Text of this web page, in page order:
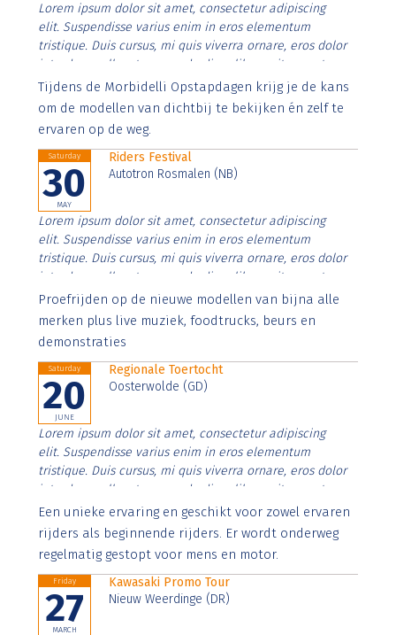
Lorem ipsum dolor sit amet, consectetur adipiscing
elit. Suspendisse varius enim in eros elementum
tristique. Duis cursus, mi quis viverra ornare, eros dolor
interdum nulla, ut commodo diam libero vitae erat.
Aenean faucibus nibh et justo cursus id rutrum lorem
imperdiet. Nunc ut sem vitae risus tristique posuere.
Tijdens de Morbidelli Opstapdagen krijg je de kans
om de modellen van dichtbij te bekijken én zelf te
ervaren op de weg.
Saturday
30
MAY
Riders Festival
Autotron Rosmalen (NB)
Lorem ipsum dolor sit amet, consectetur adipiscing
elit. Suspendisse varius enim in eros elementum
tristique. Duis cursus, mi quis viverra ornare, eros dolor
interdum nulla, ut commodo diam libero vitae erat.
Aenean faucibus nibh et justo cursus id rutrum lorem
imperdiet. Nunc ut sem vitae risus tristique posuere.
Proefrijden op de nieuwe modellen van bijna alle
merken plus live muziek, foodtrucks, beurs en
demonstraties
Saturday
20
JUNE
Regionale Toertocht
Oosterwolde (GD)
Lorem ipsum dolor sit amet, consectetur adipiscing
elit. Suspendisse varius enim in eros elementum
tristique. Duis cursus, mi quis viverra ornare, eros dolor
interdum nulla, ut commodo diam libero vitae erat.
Aenean faucibus nibh et justo cursus id rutrum lorem
imperdiet. Nunc ut sem vitae risus tristique posuere.
Een unieke ervaring en geschikt voor zowel ervaren
rijders als beginnende rijders. Er wordt onderweg
regelmatig gestopt voor mens en motor.
Friday
27
MARCH
Kawasaki Promo Tour
Nieuw Weerdinge (DR)